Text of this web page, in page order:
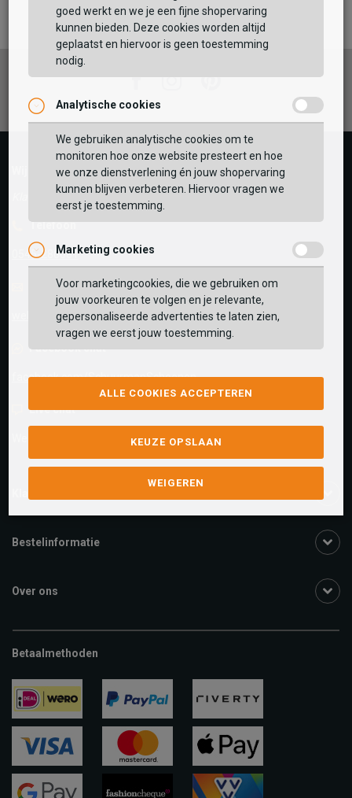
Maat:
TOEVOEGEN AAN WINKELTAS
GEBRUIK MIJN LOCATIE
Zoek op postcode of gebruik jouw locatie om de
voorraad in een van onze winkels te bekijken.
BEKIJK WINKELTAS
VERDER WINKELEN
Vaak samen gekocht met
FacebookInstagramPinterest
Wij helpen je graag!
Klantenservice geopend tot 17:00
Telefoon
0545-280081
E-mail Antwoord binnen 24 uur
webshop@schuurman-schoenen.nl
Facebook chat
facebook.com/SchuurmanSchoenen
Live chat
We zijn beschikbaar voor al je vragen Klik hier
Bestelinformatie
Over ons
Betaalmethoden
ideal paypal riverty
visa
apple-
pay
goed werkt en we je een fijne shopervaring
kunnen bieden. Deze cookies worden altijd
geplaatst en hiervoor is geen toestemming
nodig.
Analytische cookies
We gebruiken analytische cookies om te
monitoren hoe onze website presteert en hoe
we onze dienstverlening én jouw shopervaring
kunnen blijven verbeteren. Hiervoor vragen we
eerst je toestemming.
Marketing cookies
Voor marketingcookies, die we gebruiken om
jouw voorkeuren te volgen en je relevante,
gepersonaliseerde advertenties te laten zien,
vragen we eerst jouw toestemming.
ALLE COOKIES ACCEPTEREN
KEUZE OPSLAAN
WEIGEREN